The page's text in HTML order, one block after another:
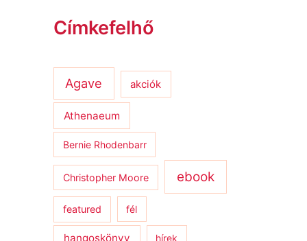
Címkefelhő
Agave akciók
Athenaeum
Bernie Rhodenbarr
Christopher Moore ebook
featured fél
hangoskönyv hírek